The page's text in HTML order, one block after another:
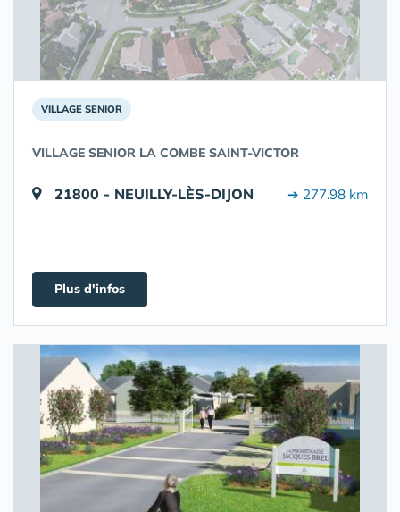
VILLAGE SENIOR
VILLAGE SENIOR LA COMBE SAINT-VICTOR
21800 - NEUILLY-LÈS-DIJON ➔ 277.98 km
Plus d'infos